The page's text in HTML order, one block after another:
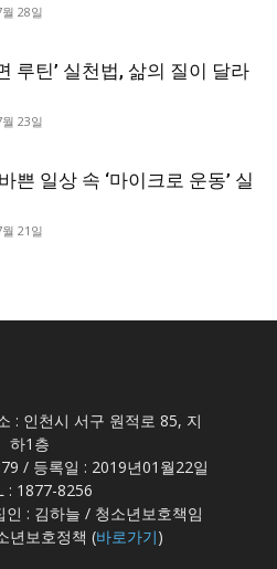
28일
루틴’ 실천법, 삶의 질이 달라
23일
쁜 일상 속 ‘마이크로 운동’ 실
21일
: 인천시 서구 원적로 85, 지
하1층
/ 등록일 : 2019년01월22일
: 1877-8256
: 김하늘 / 청소년보호책임
년보호정책 (바로가기)